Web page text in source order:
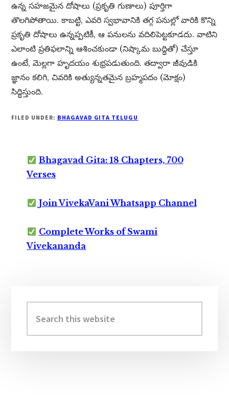
ఉన్న సహజమైన దోషాలు (ప్రకృతి గుణాలు) పూర్తిగా
తొలగిపోతాయి. కాబట్టి, ఎవరి స్వభావానికి తగ్గ పనుల్లో వారికి కొన్ని
ప్రకృతి దోషాలు ఉన్నప్పటికీ, ఆ పనులను వదిలిపెట్టకూడదు. వాటిని
ఎలాంటి ప్రతిఫలాన్ని ఆశించకుండా (నిష్కామ బుద్ధితో) చేస్తూ
ఉంటే, మెల్లగా హృదయం శుభ్రపడుతుంది. తద్వారా జీవుడికి
జ్ఞానం కలిగి, చివరికి అత్యున్నతమైన బ్రహ్మపదం (మోక్షం)
సిద్ధిస్తుంది.
FILED UNDER: BHAGAVAD GITA TELUGU
Bhagavad Gita: 18 Chapters, 700
Verses
Join VivekaVani Whatsapp Channel
Complete Works of Swami
Vivekananda
Sidebar
this
website